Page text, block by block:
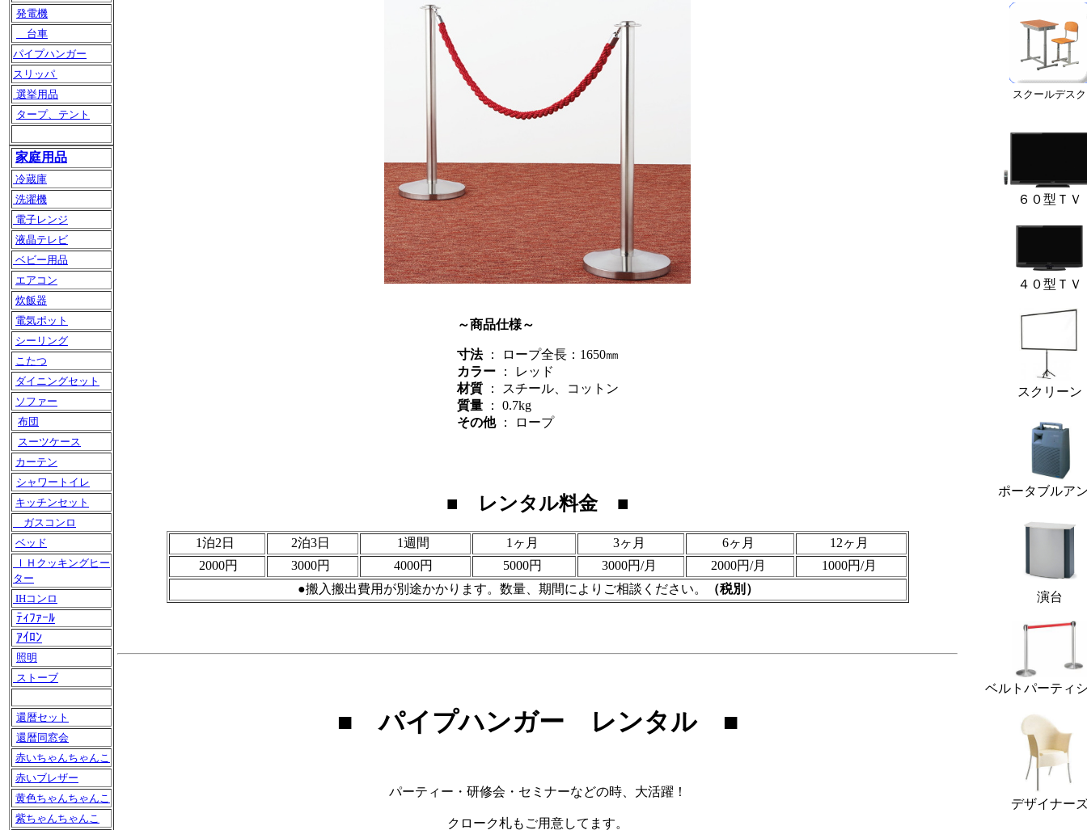
発電機
台車
パイプハンガー
スリッパ
選挙用品
タープ、テント
家庭用品
冷蔵庫
洗濯機
電子レンジ
液晶テレビ
ベビー用品
エアコン
炊飯器
電気ポット
シーリング
こたつ
ダイニングセット
ソファー
布団
スーツケース
カーテン
シャワートイレ
キッチンセット
ガスコンロ
ベッド
ＩＨクッキングヒー
ター
IHコンロ
ﾃｨﾌｧｰﾙ
ｱｲﾛﾝ
照明
ストーブ
還暦セット
還暦同窓会
赤いちゃんちゃんこ
赤いブレザー
黄色ちゃんちゃんこ
紫ちゃんちゃんこ
～商品仕様～
寸法 ：
ロープ全長：1650㎜
カラー
：
レッド
材質
：
スチール、コットン
質量
：
0.7kg
その他
： ロープ
■ レンタル料金 ■
1泊2日 2泊3日 1週間 1ヶ月 3ヶ月 6ヶ月
12ヶ月
2000円
3000円 4000円 5000円 3000円/月 2000円/月
1000円/月
●搬入搬出費用が別途かかります。数量、期間によりご相談ください。
（税別）
■ パイプハンガー レンタル ■
パーティー・研修会・セミナーなどの時、大活躍！
クローク札もご用意してます。
スクールデスク
６０型ＴＶ
４０型ＴＶ
スクリーン
ポータブルア
演台
ベルトパーティ
デザイナー